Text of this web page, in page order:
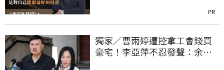
PR
獨家／曹雨婷遭控拿工會錢買
豪宅！李亞萍不忍發聲：余天